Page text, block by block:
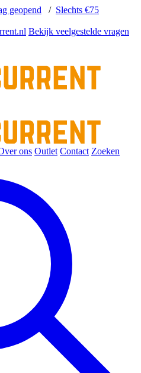
geopend / Slechts €75
Bekijk veelgestelde vragen
ons Outlet Contact Zoeken